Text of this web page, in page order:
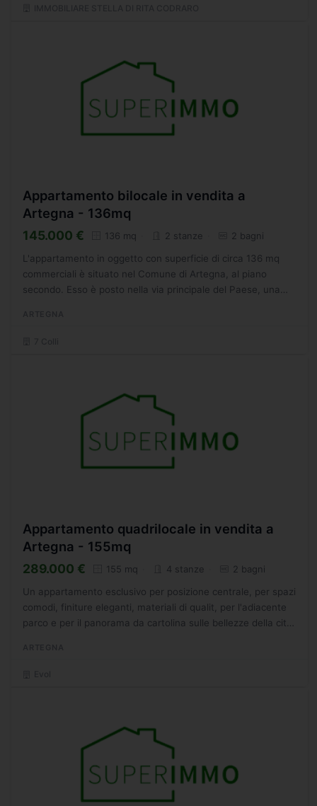
Appartamento bilocale in vendita a
Artegna - 136mq
145.000 € 136 mq 2 stanze 2 bagni
L'appartamento in oggetto con superficie di circa 136 mq
commerciali è situato nel Comune di Artegna, al piano
secondo. Esso è posto nella via principale del Paese, una
Appartamento quadrilocale in vendita a
Artegna - 155mq
289.000 € 155 mq 4 stanze 2 bagni
Un appartamento esclusivo per posizione centrale, per spazi
comodi, finiture eleganti, materiali di qualit, per l'adiacente
parco e per il panorama da cartolina sulle bellezze della citt